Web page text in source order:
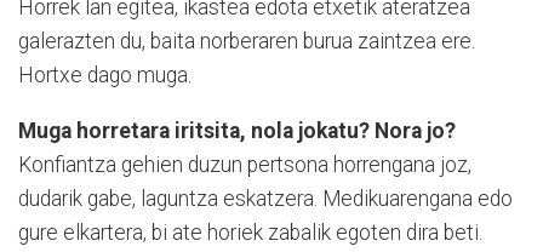
Horrek lan egitea, ikastea edota etxetik ateratzea
galerazten du, baita norberaren burua zaintzea ere.
Hortxe dago muga.
Muga horretara iritsita, nola jokatu? Nora jo?
Konfiantza gehien duzun pertsona horrengana joz,
dudarik gabe, laguntza eskatzera. Medikuarengana edo
gure elkartera, bi ate horiek zabalik egoten dira beti.